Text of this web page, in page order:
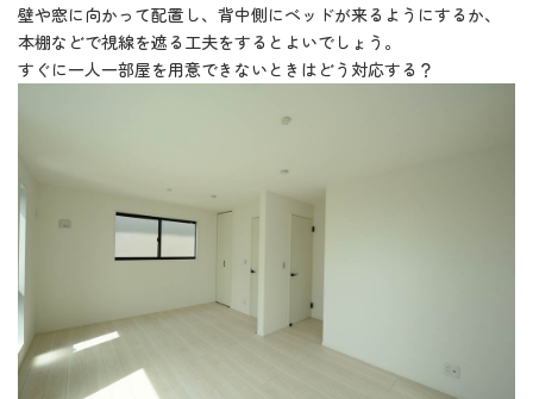
壁や窓に向かって配置し、背中側にベッドが来るようにするか、
本棚などで視線を遮る工夫をするとよいでしょう。
すぐに一人一部屋を用意できないときはどう対応する？